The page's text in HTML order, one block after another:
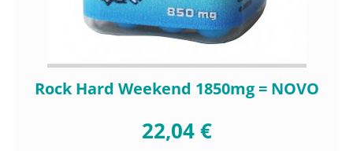
Rock Hard Weekend 1850mg = NOVO
22,04 €